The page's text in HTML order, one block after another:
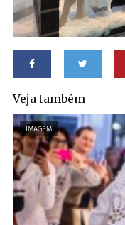
Veja também
IMAGEM